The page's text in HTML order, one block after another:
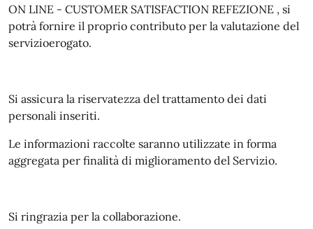
ON LINE - CUSTOMER SATISFACTION REFEZIONE , si
potrà fornire il proprio contributo per la valutazione del
servizioerogato.
Si assicura la riservatezza del trattamento dei dati
personali inseriti.
Le informazioni raccolte saranno utilizzate in forma
aggregata per finalità di miglioramento del Servizio.
Si ringrazia per la collaborazione.